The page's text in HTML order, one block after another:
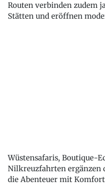
Routen verbinden zudem
Stätten und eröffnen
Wüstensafaris, Boutique-
Nilkreuzfahrten ergänzen
die Abenteuer mit